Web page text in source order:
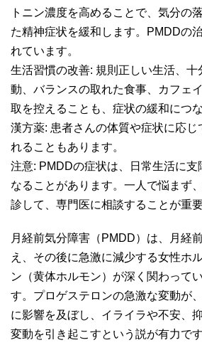
トニン濃度を高めることで、気分の
た精神症状を緩和します。PMDDの
れています。
生活習慣の改善: 規則正しい生活、十
動、バランスの取れた食事、カフェ
取を控えることも、症状の緩和につな
漢方薬: 患者さんの体質や症状に応じ
れることもあります。
注意: PMDDの症状は、日常生活に支
なることがあります。一人で悩まず
診して、専門医に相談することが重要
月経前気分障害（PMDD）は、月経
え、その後に急激に減少する女性ホ
ン（黄体ホルモン）が深く関わって
す。プロゲステロンの急激な変動が
に影響を及ぼし、イライラや不安、
変動を引き起こすという説が有力です